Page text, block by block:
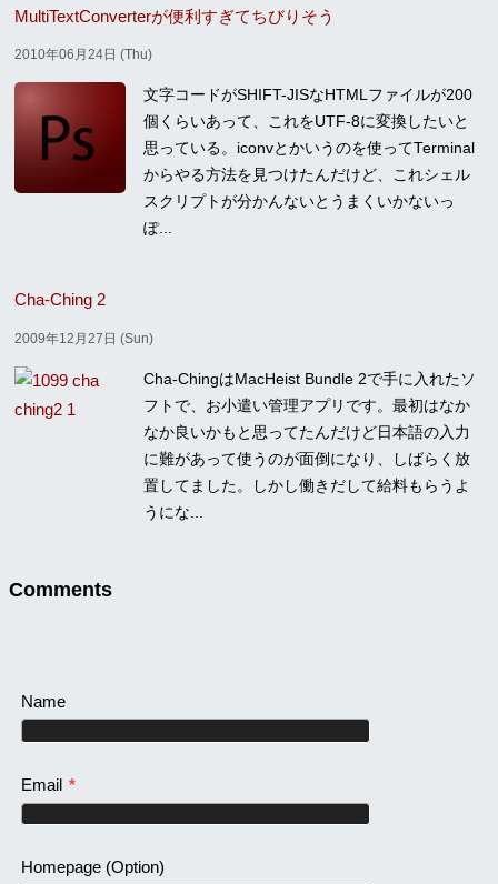
MultiTextConverterが便利すぎてちびりそう
2010年06月24日 (Thu)
文字コードがSHIFT-JISなHTMLファイルが200
個くらいあって、これをUTF-8に変換したいと
思っている。iconvとかいうのを使ってTerminal
からやる方法を見つけたんだけど、これシェル
スクリプトが分かんないとうまくいかないっ
ぽ...
Cha-Ching 2
2009年12月27日 (Sun)
Cha-ChingはMacHeist Bundle 2で手に入れたソ
フトで、お小遣い管理アプリです。最初はなか
なか良いかもと思ってたんだけど日本語の入力
に難があって使うのが面倒になり、しばらく放
置してました。しかし働きだして給料もらうよ
うにな...
Comments
Name
Email *
Homepage(Option)